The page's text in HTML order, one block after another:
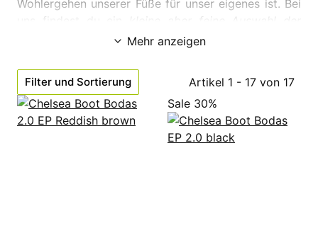
Wohlergehen unserer Füße für unser eigenes ist. Bei
uns findest du ein
kleine aber feine Auswahl der
skandinavischen Schuhlabels duckfeet und KAVAT
ungefütterte Chelsea Boots und für den Winter
natürlich gefütterte Stiefel oder Halbstiefel, die wir
in verschiedenen Ausführungen und Farben vorrätig
haben. Alle unsere Winterstiefel für Herren sind aus
pflanzlich gegerbtem Leder, einem natürlichen
Mehr anzeigen
Filter und Sortierung Artikel 1 - 17 von 17
Sale 30%